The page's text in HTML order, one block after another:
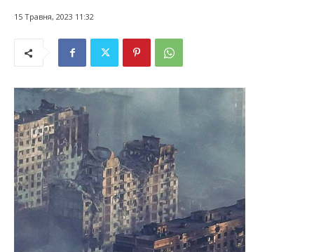
15 Травня, 2023 11:32